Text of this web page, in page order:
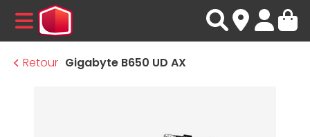
MENU
Retour Gigabyte B650 UD AX